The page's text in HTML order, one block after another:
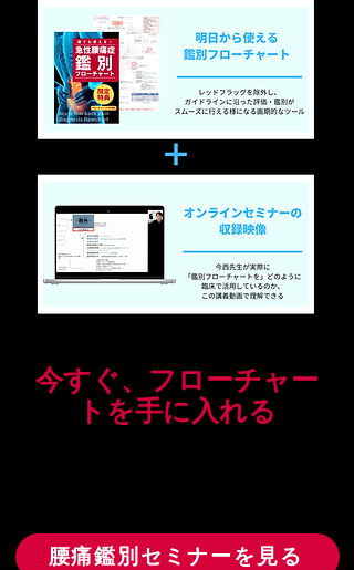
今すぐ、フローチャー
トを手に入れる
腰痛鑑別セミナーを見る